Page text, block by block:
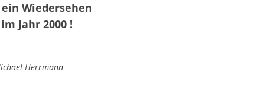
Wiedersehen
im Jahr 2000 !
Herrmann